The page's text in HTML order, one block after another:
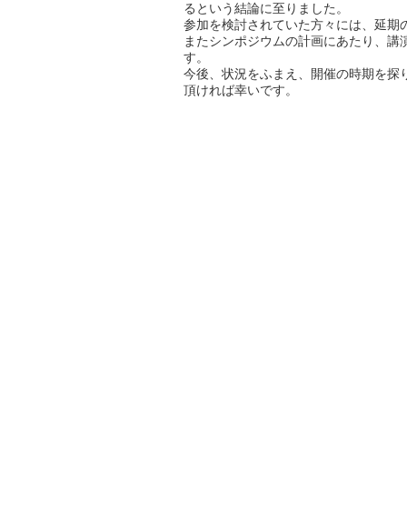
るという結論に至りました。
参加を検討されていた方々には、延
またシンポジウムの計画にあたり、
す。
今後、状況をふまえ、開催の時期を
頂ければ幸いです。